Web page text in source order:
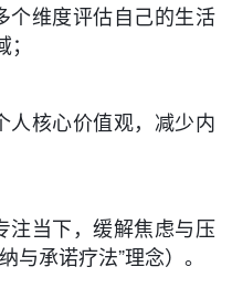
个维度评估自己的生活
人核心价值观，减少内
注当下，缓解焦虑与压
与承诺疗法”理念）。